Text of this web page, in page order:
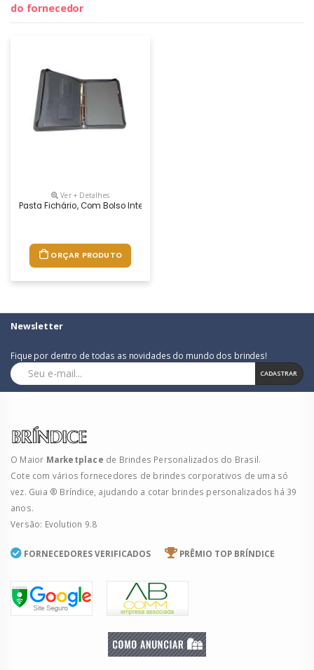
do fornecedor
Ver + Detalhes
Pasta Fichário, Com Bolso Interno Para Folha A4, Divisões Para
ORÇAR PRODUTO
Newsletter
Fique por dentro de todas as novidades do mundo dos brindes!
CADASTRAR
O Maior Marketplace de Brindes Personalizados do Brasil.
Cote com vários fornecedores de brindes corporativos de uma só
vez. Guia ® Bríndice, ajudando a cotar brindes personalizados há 39
anos.
Versão: Evolution 9.8
FORNECEDORES VERIFICADOS PRÊMIO TOP BRÍNDICE